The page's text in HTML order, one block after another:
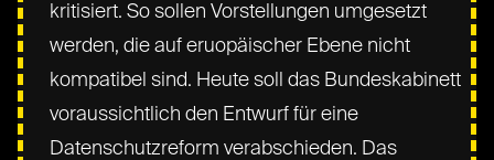
kritisiert. So sollen Vorstellungen umgesetzt
werden, die auf eruopäischer Ebene nicht
kompatibel sind. Heute soll das Bundeskabinett
voraussichtlich den Entwurf für eine
Datenschutzreform verabschieden. Das